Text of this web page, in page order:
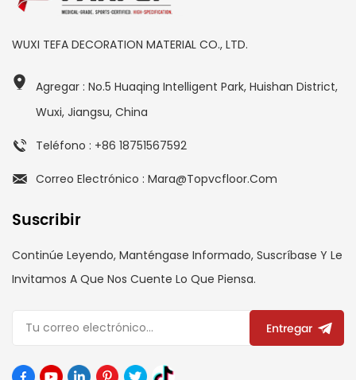
WUXI TEFA DECORATION MATERIAL CO., LTD.
Agregar : No.5 Huaqing Intelligent Park, Huishan District,
Wuxi, Jiangsu, China
Teléfono : +86 18751567592
Correo Electrónico : Mara@topvcfloor.com
Suscribir
Continúe Leyendo, Manténgase Informado, Suscríbase Y Le
Invitamos A Que Nos Cuente Lo Que Piensa.
Entregar